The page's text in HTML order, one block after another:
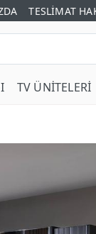
TESLİMAT
TV ÜNİTELERİ